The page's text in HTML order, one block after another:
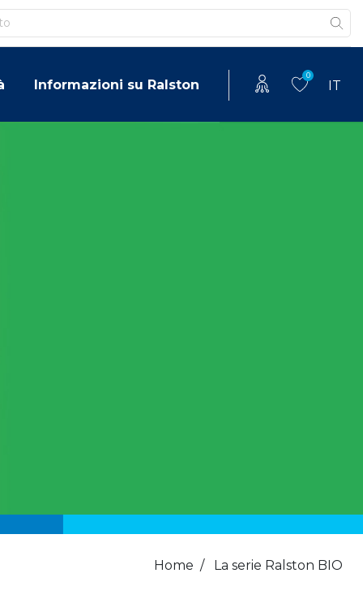
Informazioni su Ralston
0
IT
Home / La serie Ralston BIO